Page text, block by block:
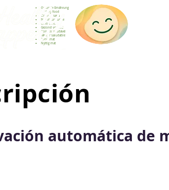
Gesunde Ernährung
Healthy food
Comida sana
Nourriture saine
Cibo sano
Gezond voedsel
Comida saudável
Menjar saludable
Sunn mat
Nyttig mat
automática de